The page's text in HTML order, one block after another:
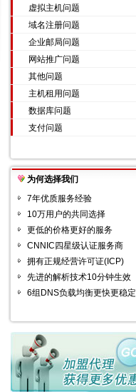
虚拟主机问题
域名注册问题
企业邮局问题
网站推广问题
其他问题
主机租用问题
数据库问题
支付问题
为何选择我们
7年优质服务经验
10万用户的共同选择
更低的价格更好的服务
CNNIC四星级认证服务商
拥有正规经营许可证(ICP)
先进的解析技术10分钟生效
6组DNS负载均衡更快更稳定